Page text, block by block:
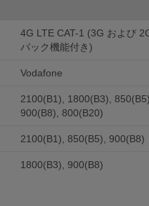
4G LTE CAT-1 (3G および
バック機能付き)
Vodafone
2100(B1), 1800(B3),
900(B8), 800(B20)
2100(B1), 850(B5), 900(B8)
1800(B3), 900(B8)